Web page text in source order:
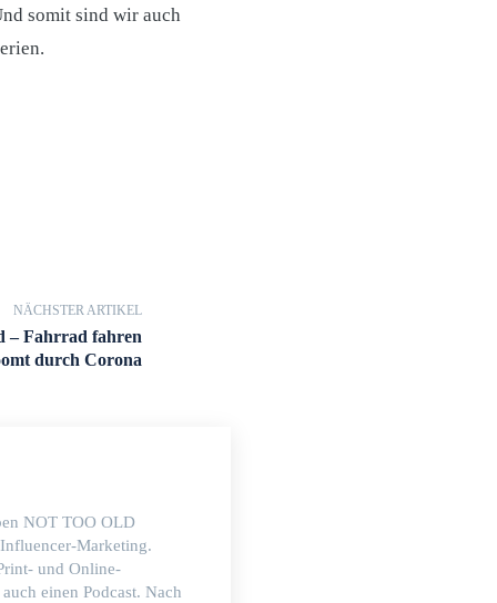
somit sind wir auch
NÄCHSTER ARTIKEL
– Fahrrad fahren
durch Corona
NOT TOO OLD
Marketing.
und Online-
einen Podcast. Nach